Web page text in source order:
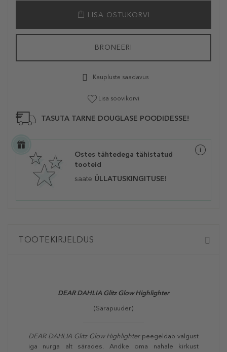
LISA OSTUKORVI
BRONEERI
Kaupluste saadavus
Lisa soovikorvi
TASUTA TARNE DOUGLASE POODIDESSE!
Ostes tähtedega tähistatud
tooteid
saate ÜLLATUSKINGITUSE!
TOOTEKIRJELDUS
DEAR DAHLIA Glitz Glow Highlighter
(Särapuuder)
DEAR DAHLIA Glitz Glow Highlighterpeegeldab valgust
iga nurga alt särades. Andke oma nahale kirkust